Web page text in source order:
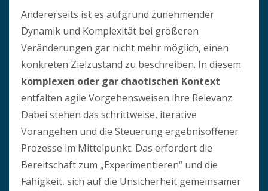
Andererseits ist es aufgrund zunehmender
Dynamik und Komplexität bei größeren
Veränderungen gar nicht mehr möglich, einen
konkreten Zielzustand zu beschreiben. In diesem
komplexen oder gar chaotischen Kontext
entfalten agile Vorgehensweisen ihre Relevanz.
Dabei stehen das schrittweise, iterative
Vorangehen und die Steuerung ergebnisoffener
Prozesse im Mittelpunkt. Das erfordert die
Bereitschaft zum „Experimentieren“ und die
Fähigkeit, sich auf die Unsicherheit gemeinsamer